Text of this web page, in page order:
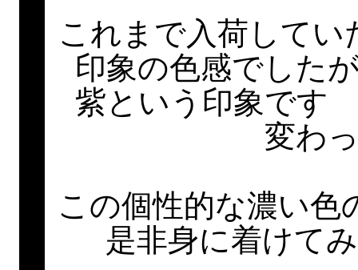
これまで入荷して
印象の色感でした
紫という印象です
変わ
この個性的な濃い
是非身に着けて